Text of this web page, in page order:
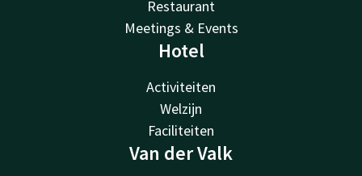
Restaurant
Meetings & Events
Hotel
Activiteiten
Welzijn
Faciliteiten
Van der Valk